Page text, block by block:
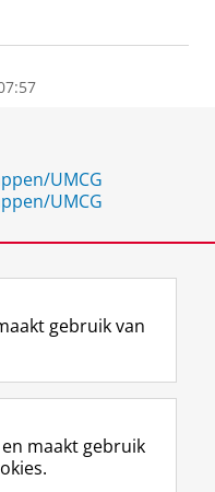
UMCG
UMCG
L
i
k
e
R
S
-
f
I
n
t
Y
o
T
gebruik van
maakt gebruik